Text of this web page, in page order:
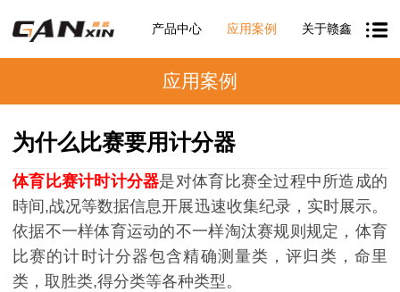
产品中心 应用案例 关于赣鑫
应用案例
为什么比赛要用计分器
体育比赛计时计分器是对体育比赛全过程中所造成的
時间,战况等数据信息开展迅速收集纪录，实时展示。
依据不一样体育运动的不一样淘汰赛规则规定，体育
比赛的计时计分器包含精确测量类，评归类，命里
类，取胜类,得分类等各种类型。